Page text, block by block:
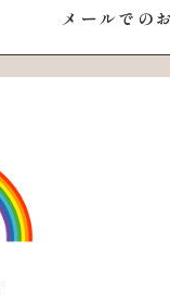
メールでの